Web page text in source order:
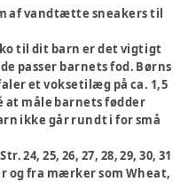
af vandtætte sneakers til
til dit barn er det vigtigt
passer barnets fod. Børns
et voksetilæg på ca. 1,5
at måle barnets fødder
ikke går rundt i for små
24, 25, 26, 27, 28, 29, 30, 31
og fra mærker som Wheat,